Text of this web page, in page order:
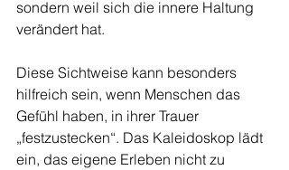
sondern weil sich die innere Haltung
verändert hat.
Diese Sichtweise kann besonders
hilfreich sein, wenn Menschen das
Gefühl haben, in ihrer Trauer
„festzustecken“. Das Kaleidoskop lädt
ein, das eigene Erleben nicht zu